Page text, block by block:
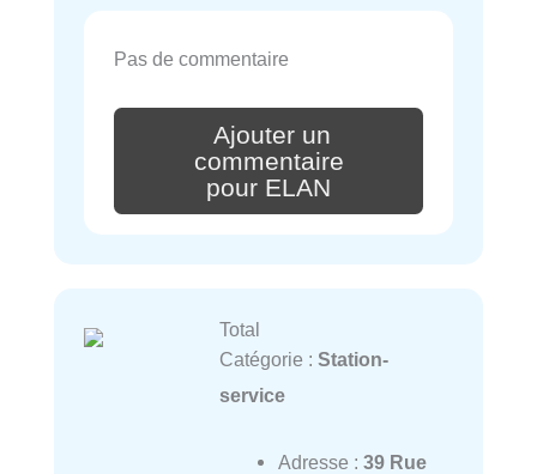
Pas de commentaire
Ajouter un
commentaire
pour ELAN
Total
Catégorie : Station-
service
Adresse : 39 Rue